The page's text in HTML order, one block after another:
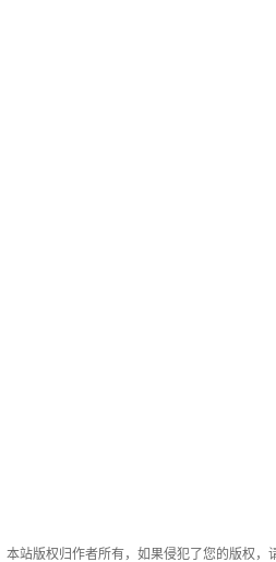
本站版权归作者所有，如果侵犯了您的版权